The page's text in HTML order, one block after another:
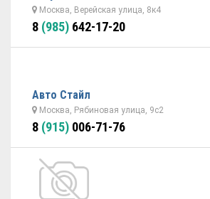
Москва, Верейская улица, 8к4
8 (985) 642-17-20
Авто Стайл
Москва, Рябиновая улица, 9с2
8 (915) 006-71-76